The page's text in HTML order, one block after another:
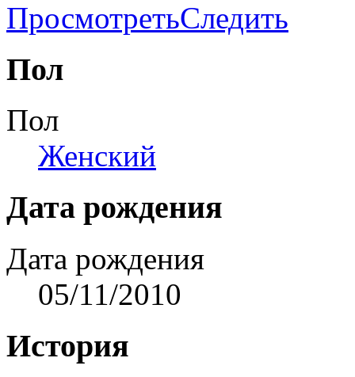
ПросмотретьСледить
Пол
Пол
Женский
Дата рождения
Дата рождения
05/11/2010
История